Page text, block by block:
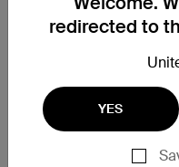
redirected to
YES